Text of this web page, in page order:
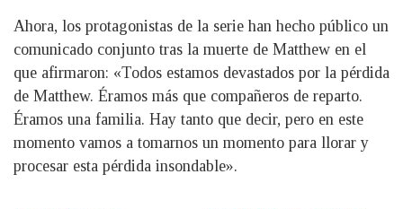
Ahora, los protagonistas de la serie han hecho público un
comunicado conjunto tras la muerte de Matthew en el
que afirmaron: «Todos estamos devastados por la pérdida
de Matthew. Éramos más que compañeros de reparto.
Éramos una familia. Hay tanto que decir, pero en este
momento vamos a tomarnos un momento para llorar y
procesar esta pérdida insondable».